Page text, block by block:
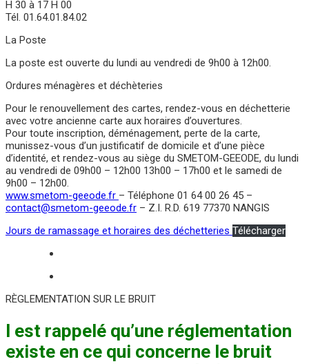
H 30 à 17 H 00
Tél. 01.64.01.84.02
La Poste
La poste est ouverte du lundi au vendredi de 9h00 à 12h00.
Ordures ménagères et déchèteries
Pour le renouvellement des cartes, rendez-vous en déchetterie
avec votre ancienne carte aux horaires d’ouvertures.
Pour toute inscription, déménagement, perte de la carte,
munissez-vous d’un justificatif de domicile et d’une pièce
d’identité, et rendez-vous au siège du SMETOM-GEEODE, du lundi
au vendredi de 09h00 – 12h00 13h00 – 17h00 et le samedi de
9h00 – 12h00.
www.smetom-geeode.fr – Téléphone 01 64 00 26 45 –
contact@smetom-geeode.fr – Z.I. R.D. 619 77370 NANGIS
Jours de ramassage et horaires des déchetteries Télécharger
RÈGLEMENTATION SUR LE BRUIT
l est rappelé qu’une réglementation
existe en ce qui concerne le bruit